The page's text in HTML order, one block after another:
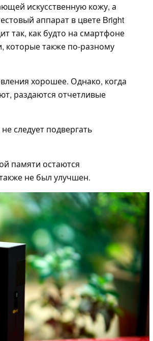
искусственную кожу, а
аппарат в цвете Bright
так, как будто на смартфоне
которые также по-разному
хорошее. Однако, когда
раздаются отчетливые
следует подвергать
памяти остаются
не был улучшен.